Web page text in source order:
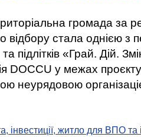
громада за
відбору стала однією
та підлітків «Грай. Дій.
DOCCU у межах
неурядовою
інвестиції, житло для ВПО